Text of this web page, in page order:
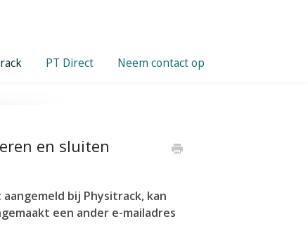
PT Direct Neem contact op
en sluiten
bij Physitrack, kan
een ander e-mailadres